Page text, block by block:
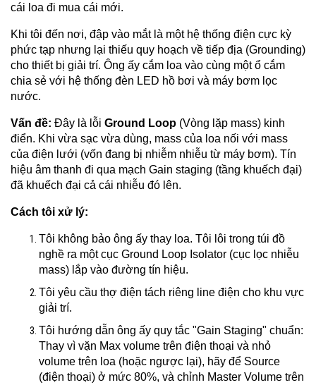
cái loa đi mua cái mới.
Khi tôi đến nơi, đập vào mắt là một hệ thống điện cực kỳ
phức tạp nhưng lại thiếu quy hoạch về tiếp địa (Grounding)
cho thiết bị giải trí. Ông ấy cắm loa vào cùng một ổ cắm
chia sẻ với hệ thống đèn LED hồ bơi và máy bơm lọc
nước.
Vấn đề: Đây là lỗi Ground Loop (Vòng lặp mass) kinh
điển. Khi vừa sạc vừa dùng, mass của loa nối với mass
của điện lưới (vốn đang bị nhiễm nhiễu từ máy bơm). Tín
hiệu âm thanh đi qua mạch Gain staging (tầng khuếch đại)
đã khuếch đại cả cái nhiễu đó lên.
Cách tôi xử lý:
Tôi không bảo ông ấy thay loa. Tôi lôi trong túi đồ
nghề ra một cục Ground Loop Isolator (cục lọc nhiễu
mass) lắp vào đường tín hiệu.
Tôi yêu cầu thợ điện tách riêng line điện cho khu vực
giải trí.
Tôi hướng dẫn ông ấy quy tắc "Gain Staging" chuẩn:
Thay vì vặn Max volume trên điện thoại và nhỏ
volume trên loa (hoặc ngược lại), hãy để Source
(điện thoại) ở mức 80%, và chỉnh Master Volume trên